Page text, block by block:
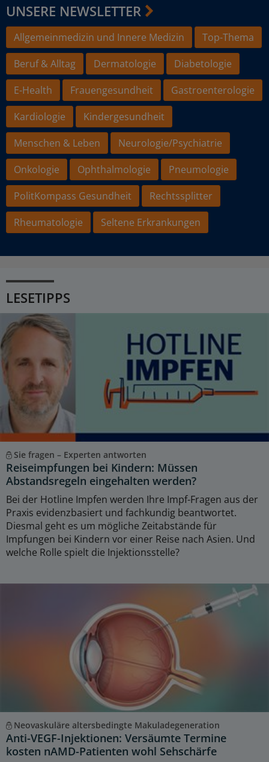
UNSERE NEWSLETTER
Allgemeinmedizin und Innere Medizin
Top-Thema
Beruf & Alltag
Dermatologie
Diabetologie
E-Health
Frauengesundheit
Gastroenterologie
Kardiologie
Kindergesundheit
Menschen & Leben
Neurologie/Psychiatrie
Onkologie
Ophthalmologie
Pneumologie
PolitKompass Gesundheit
Rechtssplitter
Rheumatologie
Seltene Erkrankungen
LESETIPPS
Sie fragen – Experten antworten
Reiseimpfungen bei Kindern: Müssen
Abstandsregeln eingehalten werden?
Bei der Hotline Impfen werden Ihre Impf-Fragen aus der
Praxis evidenzbasiert und fachkundig beantwortet.
Diesmal geht es um mögliche Zeitabstände für
Impfungen bei Kindern vor einer Reise nach Asien. Und
welche Rolle spielt die Injektionsstelle?
Neovaskuläre altersbedingte Makuladegeneration
Anti-VEGF-Injektionen: Versäumte Termine
kosten nAMD-Patienten wohl Sehschärfe